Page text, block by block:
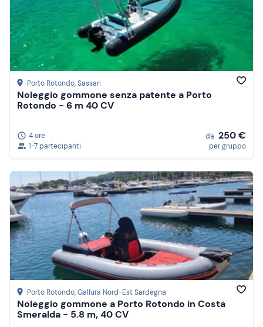
Porto Rotondo, Sassari
Noleggio gommone senza patente a Porto
Rotondo - 6 m 40 CV
4 ore
1-7 partecipanti
da 250 €
per gruppo
Porto Rotondo, Gallura Nord-Est Sardegna
Noleggio gommone a Porto Rotondo in Costa
Smeralda - 5.8 m, 40 CV